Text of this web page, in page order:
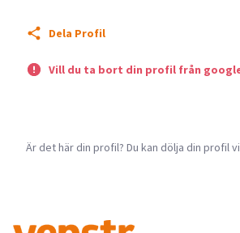
Dela Profil
Vill du ta bort din profil från
Är det här din profil? Du kan dölja din profil